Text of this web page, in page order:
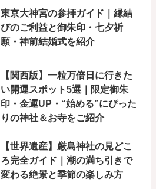
東京大神宮の参拝ガイド｜縁結
びのご利益と御朱印・七夕祈
願・神前結婚式を紹介
【関西版】一粒万倍日に行きた
い開運スポット5選｜限定御朱
印・金運UP・“始める”にぴった
りの神社＆お寺をご紹介
【世界遺産】厳島神社の見どこ
ろ完全ガイド｜潮の満ち引きで
変わる絶景と季節の楽しみ方